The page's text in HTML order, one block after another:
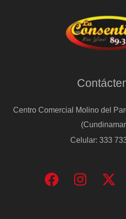
Centro Comercial Molino del
Celular: 333